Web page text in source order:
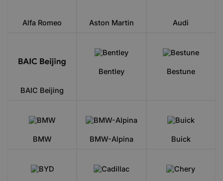
Alfa Romeo Aston Martin Audi
BAIC Beijing
Bentley Bestune
BMW BMW-Alpina Buick